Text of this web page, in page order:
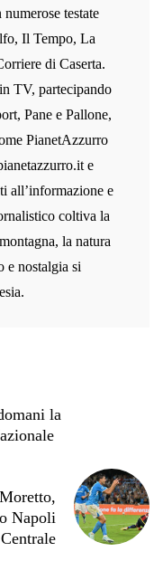
testate
Il Tempo, La
di Caserta.
TV, partecipando
Pane e Pallone,
PianetAzzurro
e
all’informazione e
coltiva la
la natura
e nostalgia si
la
Napoli
Centrale